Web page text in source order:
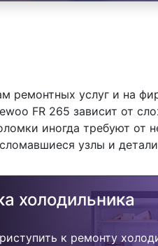
ремонтных услуг и на
FR 265 зависит от
иногда требуют от
узлы и
холодильника
к ремонту